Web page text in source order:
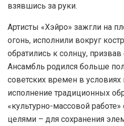
взявшись за руки.
Артисты «Хэйро» зажгли на
огонь, исполнили вокруг
обратились к солнцу,
Ансамбль родился больше
советских времен в
исполнение традиционных
«культурно-массовой
целями – для сохранения